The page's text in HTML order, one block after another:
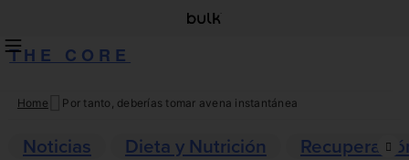
THE CORE
Skip
content
Home Por tanto, deberías tomar avena instantánea
Noticias Dieta y Nutrición